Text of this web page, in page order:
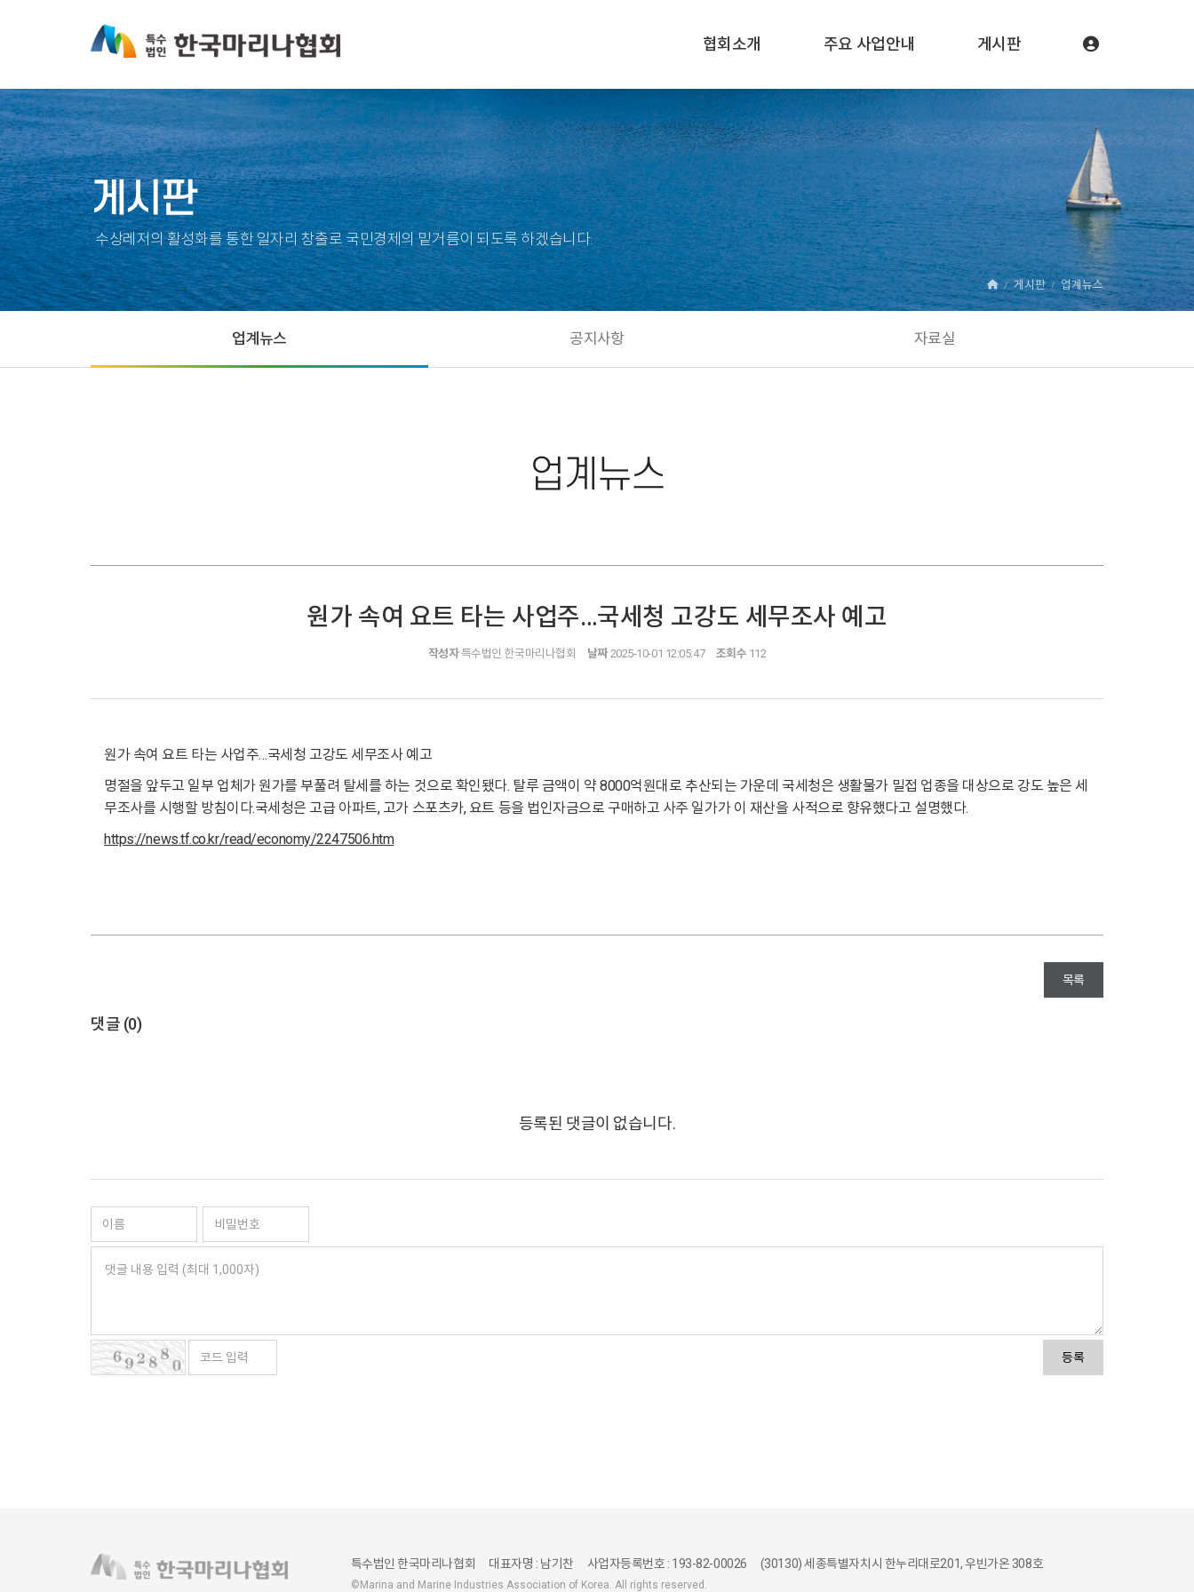
협회소개 주요 사업안내 게시판
게시판
수상레저의 활성화를 통한 일자리 창출로 국민경제의 밑거름이 되도록 하겠습니다.
게시판 업계뉴스
업계뉴스 공지사항 자료실
업계뉴스
원가 속여 요트 타는 사업주…국세청 고강도 세무조사 예고
작성자특수법인 한국마리나협회 날짜 2025-10-01 12:05:47 조회수 112
원가 속여 요트 타는 사업주…국세청 고강도 세무조사 예고
명절을 앞두고 일부 업체가 원가를 부풀려 탈세를 하는 것으로 확인됐다. 탈루 금액이 약 8000억원대로 추산되는 가운데 국세청은 생활물가 밀접 업종을 대상으로 강도 높은 세
무조사를 시행할 방침이다.국세청은 고급 아파트, 고가 스포츠카, 요트 등을 법인자금으로 구매하고 사주 일가가 이 재산을 사적으로 향유했다고 설명했다.
https://news.tf.co.kr/read/economy/2247506.htm
목록
댓글 (0)
등록된 댓글이 없습니다.
등록
특수법인 한국마리나협회 대표자명 : 남기찬 사업자등록번호 : 193-82-00026 (30130) 세종특별자치시 한누리대로201, 우빈가온 308호
©Marina and Marine Industries Association of Korea. All rights reserved.